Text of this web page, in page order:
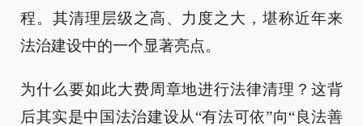
程。其清理层级之高、力度之大，堪称近年来
法治建设中的一个显著亮点。
为什么要如此大费周章地进行法律清理？这背
后其实是中国法治建设从“有法可依”向“良法善